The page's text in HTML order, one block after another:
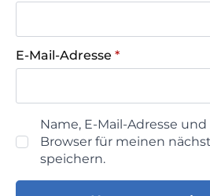
E-Mail-Adresse *
Name, E-Mail-Adresse
Browser für meinen
speichern.